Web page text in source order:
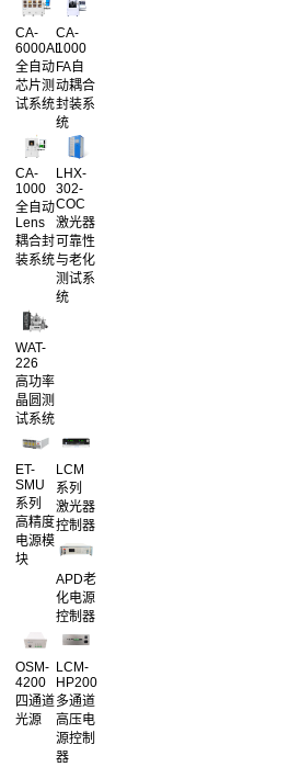
CA-
6000AL
全自动
芯片测
试系统
CA-
1000
FA自
动耦合
封装系
统
CA-
1000
全自动
Lens
耦合封
装系统
LHX-
302-
COC
激光器
可靠性
与老化
测试系
统
WAT-
226
高功率
晶圆测
试系统
ET-
SMU
系列
高精度
电源模
块
LCM
系列
激光器
控制器
APD老
化电源
控制器
OSM-
4200
四通道
光源
LCM-
HP200
多通道
高压电
源控制
器